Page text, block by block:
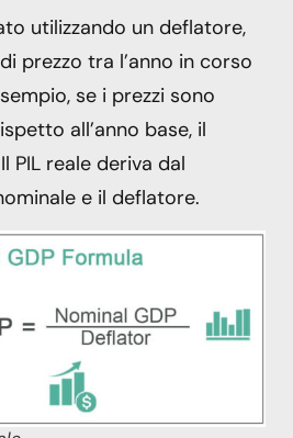
utilizzando un deflatore,
prezzo tra l’anno in corso
se i prezzi sono
all’anno base, il
PIL reale deriva dal
e il deflatore.